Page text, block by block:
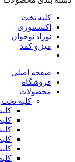
کلبه تخت
اکسسوری
نوزاد نوجوان
میز و کمد
صفحه اصلی
فروشگاه
محصولات
کلبه تخت